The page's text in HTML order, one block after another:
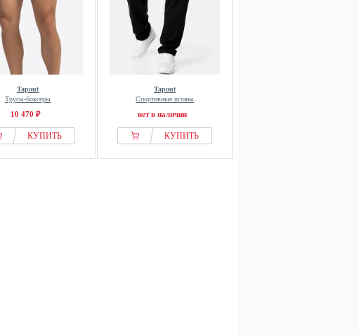
Tapout
Трусы-боксеры
10 470 ₽
КУПИТЬ
Tapout
Спортивные штаны
нет в наличии
КУПИТЬ